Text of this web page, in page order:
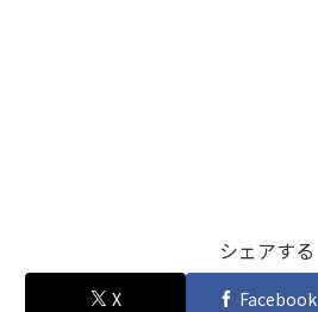
シェアする
X Facebook